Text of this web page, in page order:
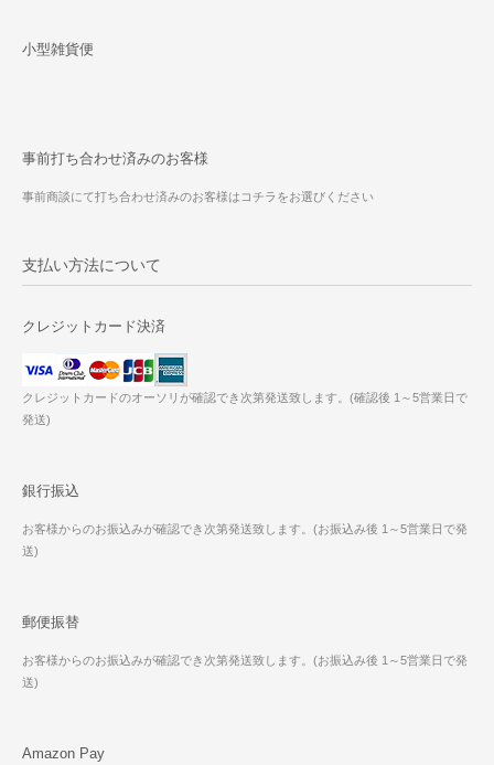
小型雑貨便
事前打ち合わせ済みのお客様
事前商談にて打ち合わせ済みのお客様はコチラをお選びください
支払い方法について
クレジットカード決済
クレジットカードのオーソリが確認でき次第発送致します。(確認後 1～5営業日で
発送)
銀行振込
お客様からのお振込みが確認でき次第発送致します。(お振込み後 1～5営業日で発
送)
郵便振替
お客様からのお振込みが確認でき次第発送致します。(お振込み後 1～5営業日で発
送)
Amazon Pay